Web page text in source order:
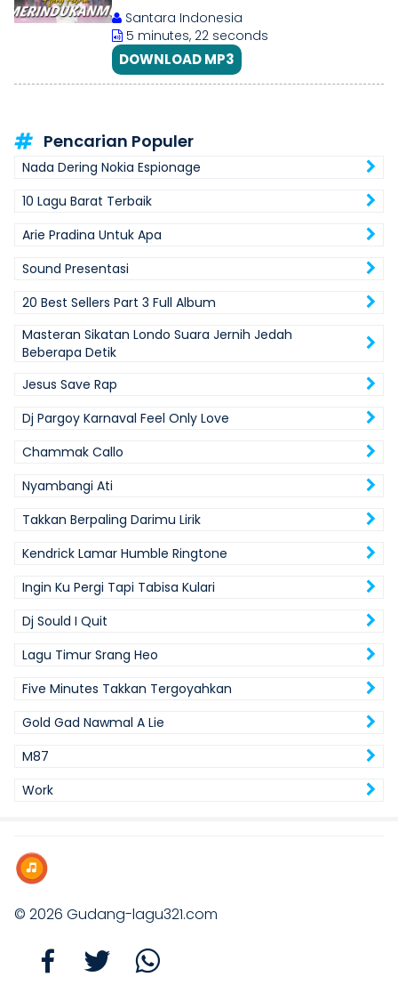
Santara Indonesia
5 minutes, 22 seconds
DOWNLOAD MP3
Pencarian Populer
Nada Dering Nokia Espionage
10 Lagu Barat Terbaik
Arie Pradina Untuk Apa
Sound Presentasi
20 Best Sellers Part 3 Full Album
Masteran Sikatan Londo Suara Jernih Jedah
Beberapa Detik
Jesus Save Rap
Dj Pargoy Karnaval Feel Only Love
Chammak Callo
Nyambangi Ati
Takkan Berpaling Darimu Lirik
Kendrick Lamar Humble Ringtone
Ingin Ku Pergi Tapi Tabisa Kulari
Dj Sould I Quit
Lagu Timur Srang Heo
Five Minutes Takkan Tergoyahkan
Gold Gad Nawmal A Lie
M87
Work
© 2026 Gudang-lagu321.com